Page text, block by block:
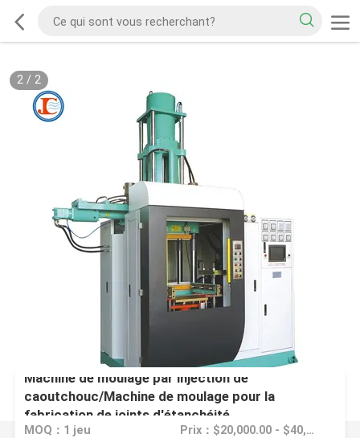
2/ 2
Machine de moulage par injection de
caoutchouc/Machine de moulage pour la
fabrication de joints d'étanchéité
MOQ：1 jeu Prix：$20,000.00 - $40,000.00/sets